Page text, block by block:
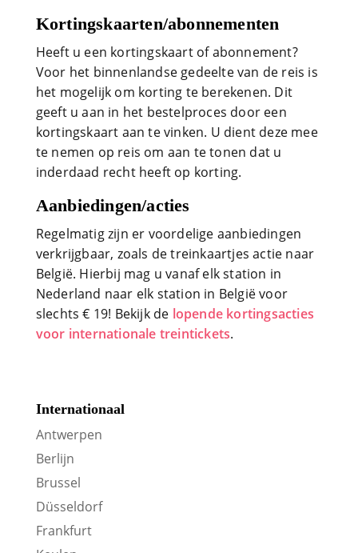
Kortingskaarten/abonnementen
Heeft u een kortingskaart of abonnement?
Voor het binnenlandse gedeelte van de reis is
het mogelijk om korting te berekenen. Dit
geeft u aan in het bestelproces door een
kortingskaart aan te vinken. U dient deze mee
te nemen op reis om aan te tonen dat u
inderdaad recht heeft op korting.
Aanbiedingen/acties
Regelmatig zijn er voordelige aanbiedingen
verkrijgbaar, zoals de treinkaartjes actie naar
België. Hierbij mag u vanaf elk station in
Nederland naar elk station in België voor
slechts € 19! Bekijk de lopende kortingsacties
voor internationale treintickets.
Internationaal
Antwerpen
Berlijn
Brussel
Düsseldorf
Frankfurt